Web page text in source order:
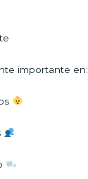
importante en: